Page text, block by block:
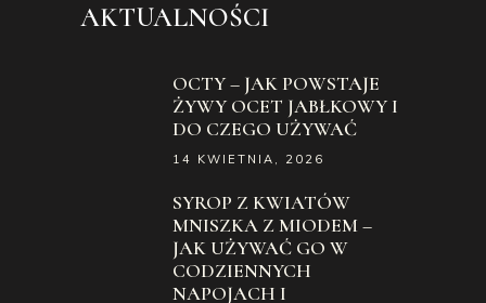
AKTUALNOŚCI
OCTY – JAK POWSTAJE
ŻYWY OCET JABŁKOWY I
DO CZEGO UŻYWAĆ
14 KWIETNIA, 2026
SYROP Z KWIATÓW
MNISZKA Z MIODEM –
JAK UŻYWAĆ GO W
CODZIENNYCH
NAPOJACH I